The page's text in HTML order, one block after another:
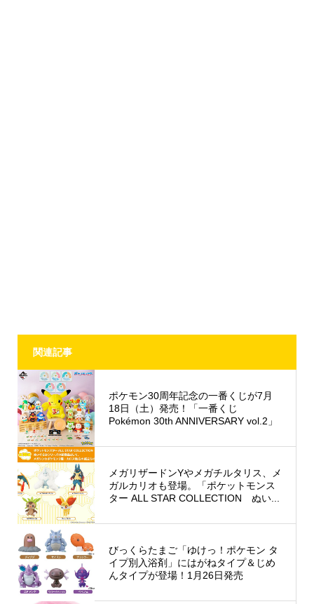
関連記事
ポケモン30周年記念の一番くじが7月
18日（土）発売！「一番くじ
Pokémon 30th ANNIVERSARY vol.2」
メガリザードンYやメガチルタリス、メ
ガルカリオも登場。「ポケットモンス
ター ALL STAR COLLECTION ぬい...
びっくらたまご「ゆけっ！ポケモン タ
イプ別入浴剤」にはがねタイプ＆じめ
んタイプが登場！1月26日発売